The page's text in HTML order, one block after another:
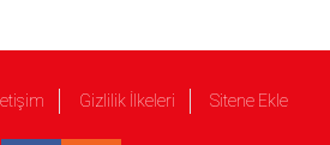
İletişim Gizlilik İlkeleri Sitene Ekle